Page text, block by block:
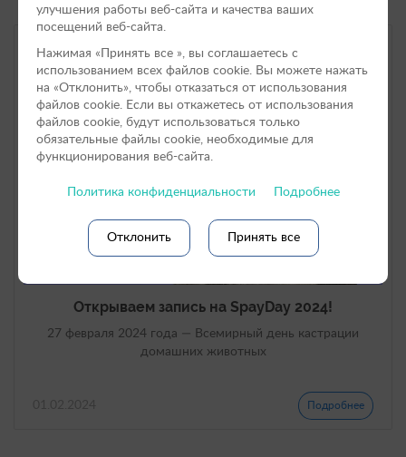
Открываем запись на SpayDay 2024!
27 февраля 2024 года — Всемирный день кастрации
домашних животных
Подробнее
улучшения работы веб-сайта и качества ваших
посещений веб-сайта.
Нажимая «Принять вce », вы соглашаетесь с
использованием всех файлов cookie. Вы можете нажать
на «Отклонить», чтобы отказаться от использования
файлов сookie. Если вы откажетесь от использования
файлов cookie, будут использоваться только
обязательные файлы cookie, необходимые для
функционирования веб-сайта.
Политика конфиденциальности Подробнее
Отклонить Принять все